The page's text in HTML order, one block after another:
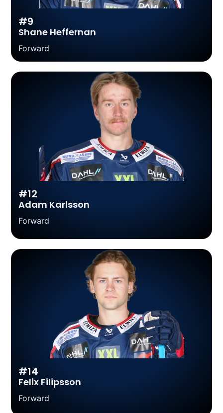
#9
Shane Heffernan
Forward
#12
Adam Karlsson
Forward
#14
Felix Filipsson
Forward